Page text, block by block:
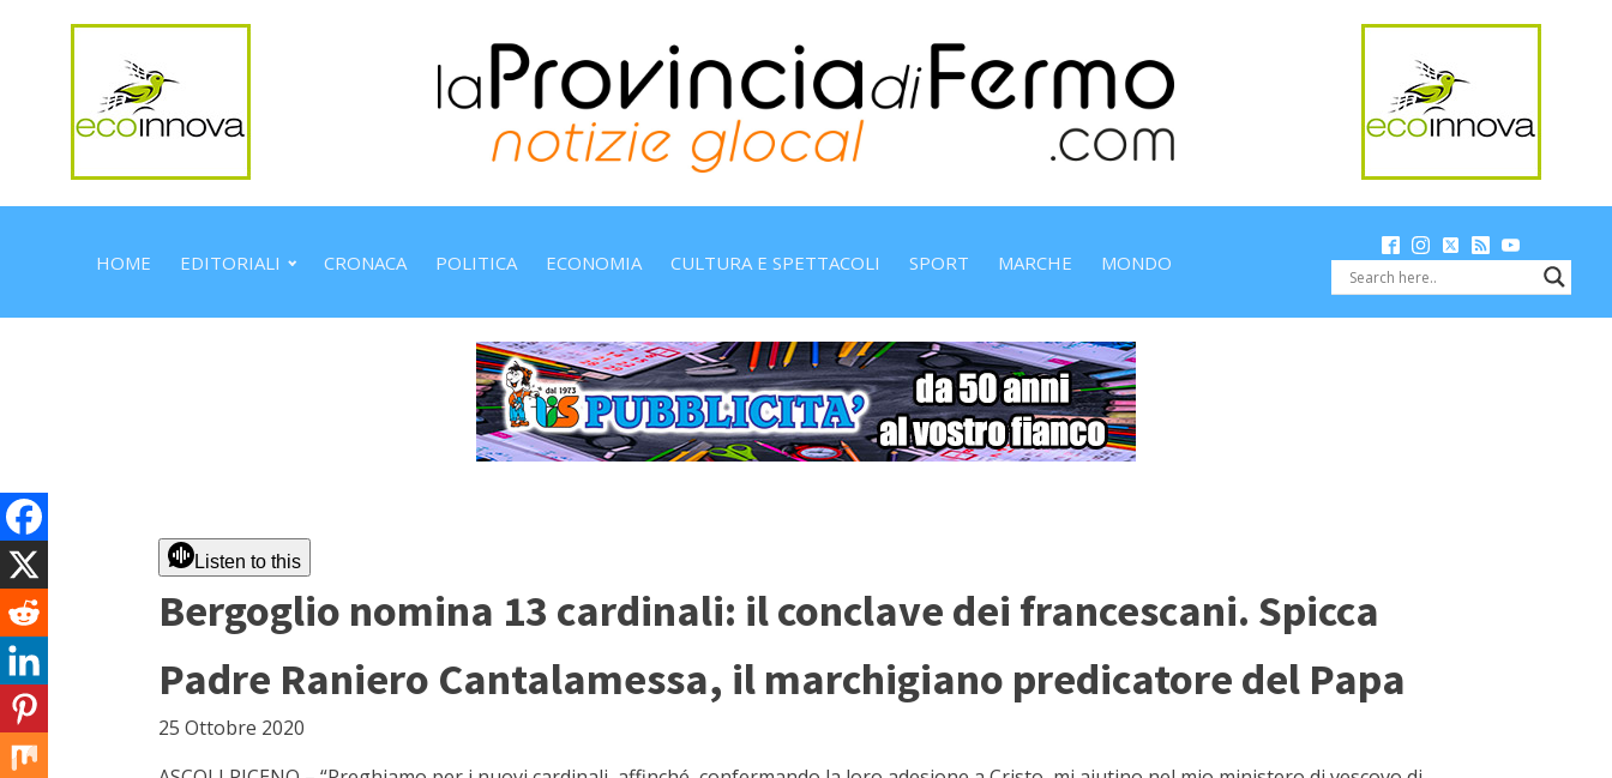
HOME EDITORIALI CRONACA POLITICA ECONOMIA CULTURA E SPETTACOLI SPORT MARCHE MONDO
Listen to this
Bergoglio nomina 13 cardinali: il conclave dei francescani. Spicca
Padre Raniero Cantalamessa, il marchigiano predicatore del Papa
25 Ottobre 2020